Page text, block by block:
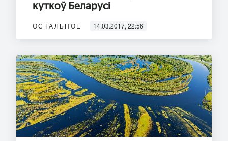
куткоў Беларусі
ОСТАЛЬНОЕ 14.03.2017, 22:56